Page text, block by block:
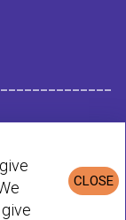
CLOSE